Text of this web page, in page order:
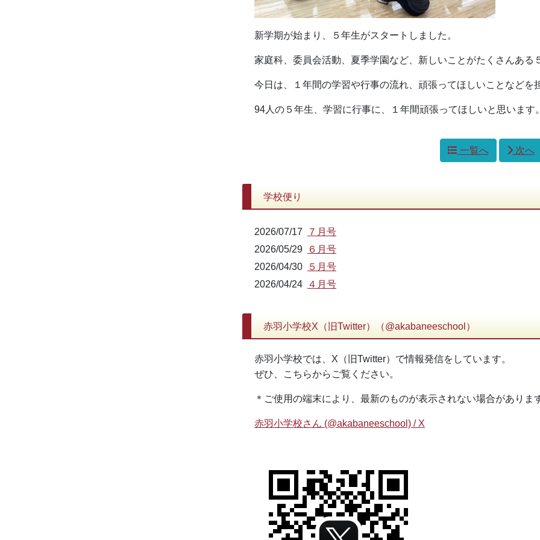
新学期が始まり、５年生がスタートしました。
家庭科、委員会活動、夏季学園など、新しいことがたくさんある
今日は、１年間の学習や行事の流れ、頑張ってほしいことなどを
94人の５年生、学習に行事に、１年間頑張ってほしいと思います
一覧へ 次へ
学校便り
2026/07/17
７月号
2026/05/29
６月号
2026/04/30
５月号
2026/04/24
４月号
赤羽小学校X（旧Twitter）（@akabaneeschool）
赤羽小学校では、X（旧Twitter）で情報発信をしています。
ぜひ、こちらからご覧ください。
＊ご使用の端末により、最新のものが表示されない場合がありま
赤羽小学校さん (@akabaneeschool) / X